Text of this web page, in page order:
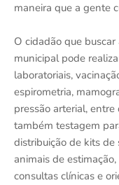
maneira que a gente
O cidadão que
municipal pode
laboratoriais,
espirometria,
pressão arterial,
também testagem
distribuição de kits de
animais de
consultas clínicas e